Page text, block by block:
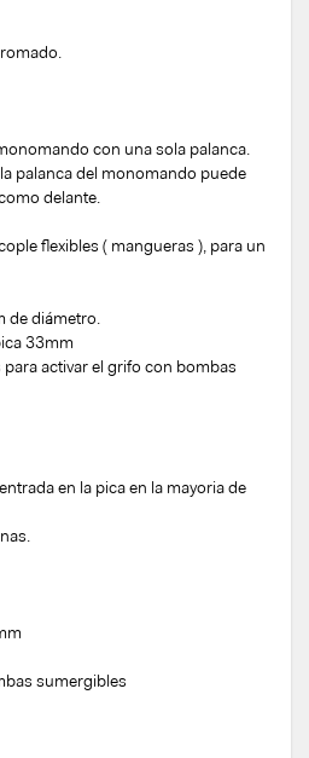
con una sola palanca.
palanca del monomando puede
delante.
flexibles ( mangueras ), para un
de diámetro.
33mm
activar el grifo con bombas
en la pica en la mayoria de
sumergibles